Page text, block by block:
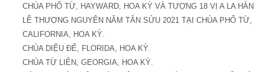
CHÙA PHỔ TỪ, HAYWARD, HOA KỲ VÀ TƯỢNG 18 VỊ A LA HÁN
LỄ THƯỢNG NGUYÊN NĂM TÂN SỬU 2021 TẠI CHÙA PHỔ TỪ,
CALIFORNIA, HOA KỲ.
CHÙA DIỆU ĐẾ, FLORIDA, HOA KỲ.
CHÙA TỪ LIÊN, GEORGIA, HOA KỲ.